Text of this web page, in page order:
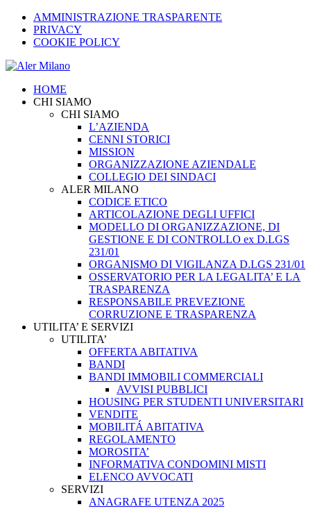
AMMINISTRAZIONE TRASPARENTE
PRIVACY
COOKIE POLICY
HOME
CHI SIAMO
CHI SIAMO
L’AZIENDA
CENNI STORICI
MISSION
ORGANIZZAZIONE AZIENDALE
COLLEGIO DEI SINDACI
ALER MILANO
CODICE ETICO
ARTICOLAZIONE DEGLI UFFICI
MODELLO DI ORGANIZZAZIONE, DI
GESTIONE E DI CONTROLLO ex D.LGS
231/01
ORGANISMO DI VIGILANZA D.LGS 231/01
OSSERVATORIO PER LA LEGALITA’ E LA
TRASPARENZA
RESPONSABILE PREVEZIONE
CORRUZIONE E TRASPARENZA
UTILITA’ E SERVIZI
UTILITA’
OFFERTA ABITATIVA
BANDI
BANDI IMMOBILI COMMERCIALI
AVVISI PUBBLICI
HOUSING PER STUDENTI UNIVERSITARI
VENDITE
MOBILITÁ ABITATIVA
REGOLAMENTO
MOROSITA’
INFORMATIVA CONDOMINI MISTI
ELENCO AVVOCATI
SERVIZI
ANAGRAFE UTENZA 2025